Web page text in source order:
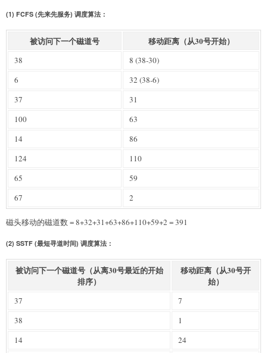
(1) FCFS (先来先服务) 调度算法：
被访问下一个磁道号 移动距离（从30号开始）
38
8 (38-30)
6
32 (38-6)
37
31
100
63
14
86
124
110
65
59
67
2
磁头移动的磁道数 = 8+32+31+63+86+110+59+2 = 391
(2) SSTF (最短寻道时间) 调度算法：
被访问下一个磁道号（从离30号最近的开始
排序）
移动距离（从30号开
始）
37
7
38
1
14
24